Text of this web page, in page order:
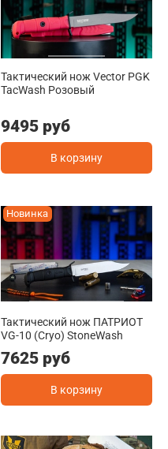
Тактический нож Vector PGK
TacWash Розовый
9495 руб
В корзину
Новинка
Тактический нож ПАТРИОТ
VG-10 (Cryo) StoneWash
7625 руб
В корзину